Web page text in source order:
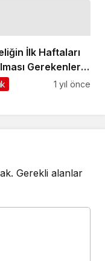
İlk Haftaları
Gerekenler
1 yıl önce
Gerekli alanlar